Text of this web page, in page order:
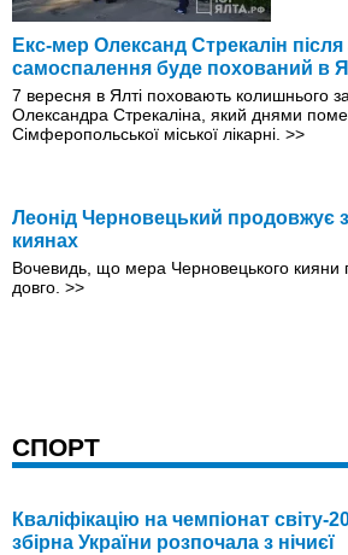
Екс-мер Олександ Стрекалін після
самоспалення буде похований в
7 вересня в Ялті поховають колишнього
Олександра Стрекаліна, який днями
Сімферопольської міської лікарні. >>
Леонід Черновецький продовжує
киянах
Вочевидь, що мера Черновецького кияни
довго. >>
СПОРТ
Кваліфікацію на чемпіонат світу-
збірна України розпочала з нічиєї